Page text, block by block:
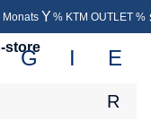
Monats % KTM OUTLET %